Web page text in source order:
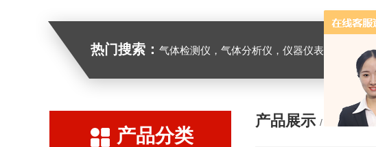
热门搜索： 气体检测仪，气体分析仪，仪器仪表，劳保用品
产品分类
产品展示 / PRODUCTS